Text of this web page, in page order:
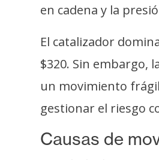
r
o
s
o
n
t
en cadena y la
El catalizador
$320. Sin embargo,
un movimiento
gestionar el riesgo
Causas de